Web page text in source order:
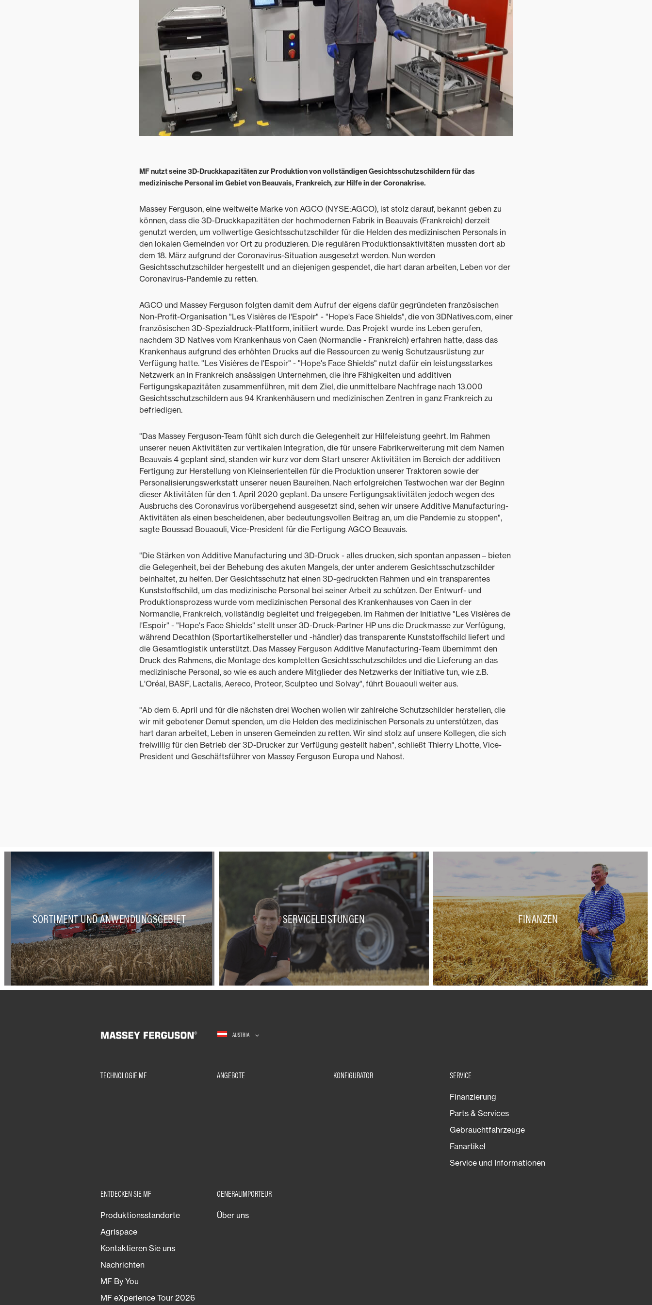
Landschaftspflege
Gemischtbetriebe
MF nutzt seine 3D-Druckkapazitäten zur Produktion von vollständigen Gesichtsschutzschildern für das
medizinische Personal im Gebiet von Beauvais, Frankreich, zur Hilfe in der Coronakrise.
Massey Ferguson, eine weltweite Marke von AGCO (NYSE:AGCO), ist stolz darauf, bekannt geben zu
können, dass die 3D-Druckkapazitäten der hochmodernen Fabrik in Beauvais (Frankreich) derzeit
genutzt werden, um vollwertige Gesichtsschutzschilder für die Helden des medizinischen Personals in
den lokalen Gemeinden vor Ort zu produzieren. Die regulären Produktionsaktivitäten mussten dort ab
dem 18. März aufgrund der Coronavirus-Situation ausgesetzt werden. Nun werden
Gesichtsschutzschilder hergestellt und an diejenigen gespendet, die hart daran arbeiten, Leben vor der
Coronavirus-Pandemie zu retten.
AGCO und Massey Ferguson folgten damit dem Aufruf der eigens dafür gegründeten französischen
Non-Profit-Organisation "Les Visières de l'Espoir" - "Hope's Face Shields", die von 3DNatives.com, einer
französischen 3D-Spezialdruck-Plattform, initiiert wurde. Das Projekt wurde ins Leben gerufen,
nachdem 3D Natives vom Krankenhaus von Caen (Normandie - Frankreich) erfahren hatte, dass das
Krankenhaus aufgrund des erhöhten Drucks auf die Ressourcen zu wenig Schutzausrüstung zur
Verfügung hatte. "Les Visières de l'Espoir" - "Hope's Face Shields" nutzt dafür ein leistungsstarkes
Netzwerk an in Frankreich ansässigen Unternehmen, die ihre Fähigkeiten und additiven
Fertigungskapazitäten zusammenführen, mit dem Ziel, die unmittelbare Nachfrage nach 13.000
Gesichtsschutzschildern aus 94 Krankenhäusern und medizinischen Zentren in ganz Frankreich zu
befriedigen.
"Das Massey Ferguson-Team fühlt sich durch die Gelegenheit zur Hilfeleistung geehrt. Im Rahmen
unserer neuen Aktivitäten zur vertikalen Integration, die für unsere Fabrikerweiterung mit dem Namen
Beauvais 4 geplant sind, standen wir kurz vor dem Start unserer Aktivitäten im Bereich der additiven
Fertigung zur Herstellung von Kleinserienteilen für die Produktion unserer Traktoren sowie der
Personalisierungswerkstatt unserer neuen Baureihen. Nach erfolgreichen Testwochen war der Beginn
dieser Aktivitäten für den 1. April 2020 geplant. Da unsere Fertigungsaktivitäten jedoch wegen des
Ausbruchs des Coronavirus vorübergehend ausgesetzt sind, sehen wir unsere Additive Manufacturing-
Aktivitäten als einen bescheidenen, aber bedeutungsvollen Beitrag an, um die Pandemie zu stoppen",
sagte Boussad Bouaouli, Vice-President für die Fertigung AGCO Beauvais.
"Die Stärken von Additive Manufacturing und 3D-Druck - alles drucken, sich spontan anpassen – bieten
die Gelegenheit, bei der Behebung des akuten Mangels, der unter anderem Gesichtsschutzschilder
beinhaltet, zu helfen. Der Gesichtsschutz hat einen 3D-gedruckten Rahmen und ein transparentes
Kunststoffschild, um das medizinische Personal bei seiner Arbeit zu schützen. Der Entwurf- und
Produktionsprozess wurde vom medizinischen Personal des Krankenhauses von Caen in der
Normandie, Frankreich, vollständig begleitet und freigegeben. Im Rahmen der Initiative "Les Visières de
l'Espoir" - "Hope's Face Shields" stellt unser 3D-Druck-Partner HP uns die Druckmasse zur Verfügung,
während Decathlon (Sportartikelhersteller und -händler) das transparente Kunststoffschild liefert und
die Gesamtlogistik unterstützt. Das Massey Ferguson Additive Manufacturing-Team übernimmt den
Druck des Rahmens, die Montage des kompletten Gesichtsschutzschildes und die Lieferung an das
medizinische Personal, so wie es auch andere Mitglieder des Netzwerks der Initiative tun, wie z.B.
L'Oréal, BASF, Lactalis, Aereco, Proteor, Sculpteo und Solvay", führt Bouaouli weiter aus.
"Ab dem 6. April und für die nächsten drei Wochen wollen wir zahlreiche Schutzschilder herstellen, die
wir mit gebotener Demut spenden, um die Helden des medizinischen Personals zu unterstützen, das
hart daran arbeitet, Leben in unseren Gemeinden zu retten. Wir sind stolz auf unsere Kollegen, die sich
freiwillig für den Betrieb der 3D-Drucker zur Verfügung gestellt haben", schließt Thierry Lhotte, Vice-
President und Geschäftsführer von Massey Ferguson Europa und Nahost.
SORTIMENT UND ANWENDUNGSGEBIET SERVICELEISTUNGEN FINANZEN
AUSTRIA
TECHNOLOGIE MF ANGEBOTE KONFIGURATOR SERVICE
Finanzierung
Parts & Services
Gebrauchtfahrzeuge
Fanartikel
Service und Informationen
ENTDECKEN SIE MF
Produktionsstandorte
Agrispace
Kontaktieren Sie uns
Nachrichten
MF By You
MF eXperience Tour 2026
GENERALIMPORTEUR
Über uns